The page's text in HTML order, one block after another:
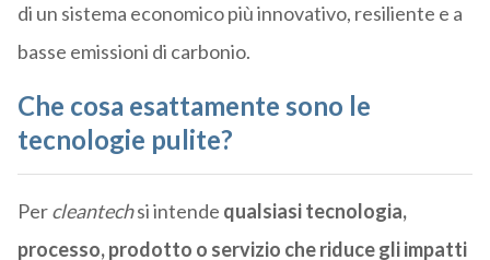
di un sistema economico più innovativo, resiliente e a
basse emissioni di carbonio.
Che cosa esattamente sono le
tecnologie pulite?
Percleantechsi intende qualsiasi tecnologia,
processo, prodotto o servizio cheriducegli impatti